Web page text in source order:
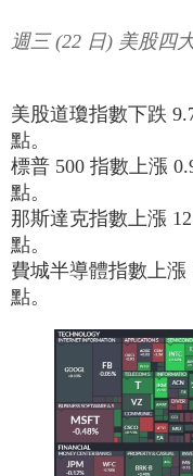
週三 (22 日) 美股四
美股道瓊指數下跌
點。
標普 500 指數上漲
點。
那斯達克指數上漲
點。
費城半導體指數上漲
點。